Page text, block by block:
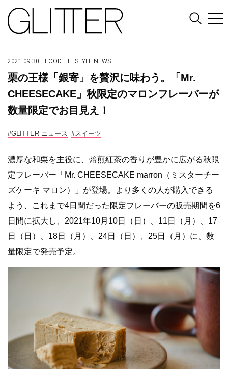
2021.09.30 FOOD LIFESTYLE NEWS
栗の王様「銀寄」を贅沢に味わう。「Mr.
CHEESECAKE」秋限定のマロンフレーバーが
数量限定でお目見え！
#GLITTER ニュース #スイーツ
濃厚な和栗を主役に、焙煎紅茶の香りが豊かに広がる秋限
定フレーバー「Mr. CHEESECAKE marron（ミスターチー
ズケーキ マロン）」が登場。より多くの人が購入できる
よう、これまで4日間だった限定フレーバーの販売期間を6
日間に拡大し、2021年10月10日（日）、11日（月）、17
日（日）、18日（月）、24日（日）、25日（月）に、数
量限定で発売予定。